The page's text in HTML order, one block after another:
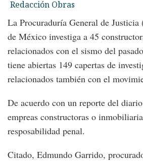
Redacción Obras
La Procuraduría General de Justicia
de México investiga a 45
relacionados con el sismo del
tiene abiertas 149 capertas de
relacionados también con el
De acuerdo con un reporte del diario
empreas constructoras o
resposabilidad penal.
Citado, Edmundo Garrido,